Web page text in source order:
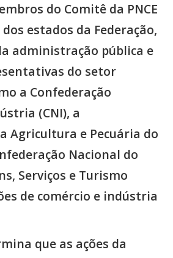
do Comitê da PNCE
estados da Federação,
administração pública e
do setor
a Confederação
(CNI), a
Agricultura e Pecuária do
Nacional do
Serviços e Turismo
de comércio e indústria
que as ações da